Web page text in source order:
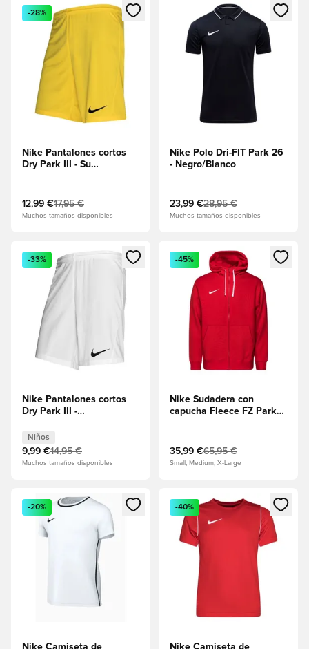
Abre un modal para iniciar sesión o registrarse como
-28%
Nike Pantalones cortos
Dry Park III - Su
12,99 €17,95 €
Muchos tamaños disponibles
Abre un modal para iniciar
Nike Polo Dri-FIT Park 26
- Negro/Blanco
23,99 €28,95 €
Muchos tamaños disponibles
Abre un modal para iniciar sesión o registrarse como
-33%
Nike Pantalones cortos
Dry Park III -
Niños
9,99 €14,95 €
Muchos tamaños disponibles
Abre un modal para iniciar
-45%
Nike Sudadera con
capucha Fleece FZ Park
35,99 €65,95 €
Small, Medium, X-Large
Abre un modal para iniciar sesión o registrarse como
-20%
Nike Camiseta de
Abre un modal para iniciar
-40%
Nike Camiseta de